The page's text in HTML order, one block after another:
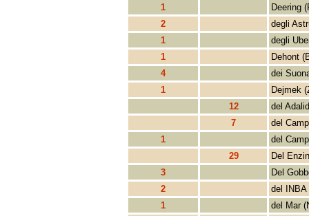
1
Deering
2
degli
1
degli
1
Dehont
4
dei
1
Dejmek
12
del
7
del
1
del
29
Del
3
Del
2
del INBA
1
del Mar